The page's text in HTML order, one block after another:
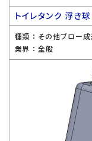
トイレタンク 浮き
種類 ： その他ブロー
業界 ： 全般